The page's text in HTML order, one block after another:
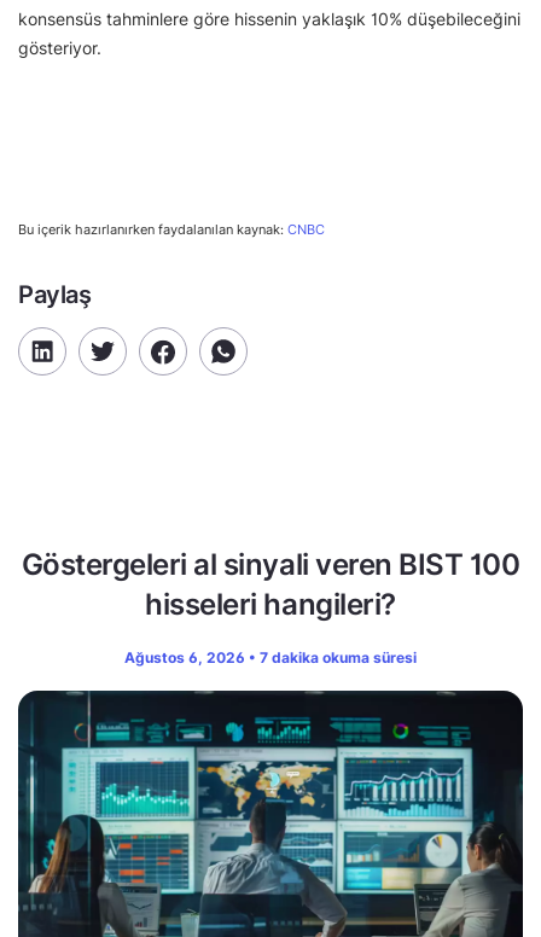
konsensüs tahminlere göre hissenin yaklaşık 10% düşebileceğini
gösteriyor.
Bu içerik hazırlanırken faydalanılan kaynak: CNBC
Paylaş
Göstergeleri al sinyali veren BIST 100
hisseleri hangileri?
Ağustos 6, 2026 • 7 dakika okuma süresi